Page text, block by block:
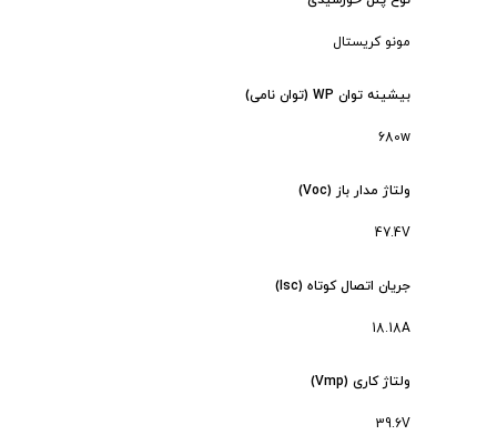
مونو کریستال
بیشینه توان WP (توان نامی)
680w
ولتاژ مدار باز (Voc)
47.4V
جریان اتصال کوتاه (Isc)
18.18A
ولتاژ کاری (Vmp)
39.6V